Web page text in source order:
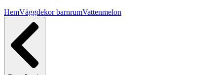
HemVäggdekor barnrumVattenmelon